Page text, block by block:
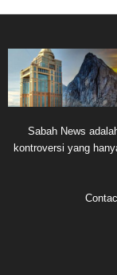
Sabah News
kontroversi yang